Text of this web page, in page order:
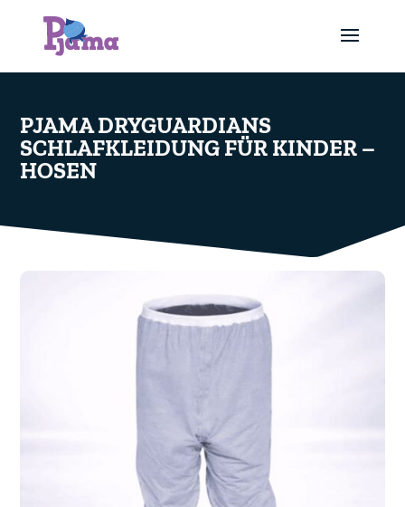
PJAMA DRYGUARDIANS
SCHLAFKLEIDUNG FÜR KINDER –
HOSEN